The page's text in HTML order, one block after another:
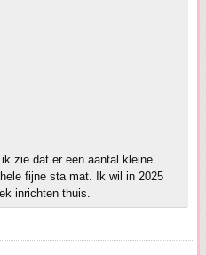
zie dat er een aantal kleine
fijne sta mat. Ik wil in 2025
inrichten thuis.